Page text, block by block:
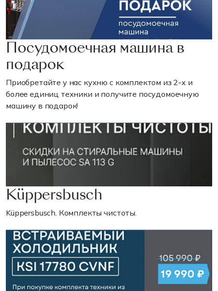
Посудомоечная машина в
подарок
Приобретайте у нас кухню с комплектом из 2-х и
более единиц техники и получите посудомоечную
машину в подарок!
Küppersbusch
Küppersbusch. Комплекты чистоты.